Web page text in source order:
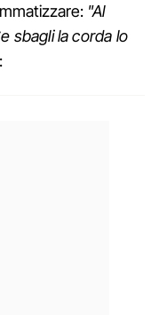
"Al
sbagli la corda lo